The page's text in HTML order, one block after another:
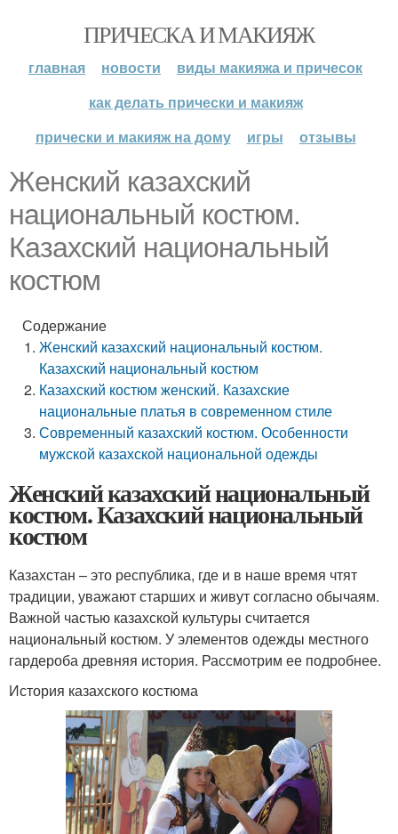
ПРИЧЕСКА И МАКИЯЖ
главная новости
виды макияжа и причесок
как делать прически и макияж
прически и макияж на дому
игры отзывы
Женский казахский
национальный костюм.
Казахский национальный
костюм
Содержание
Женский казахский национальный костюм.
Казахский национальный костюм
Казахский костюм женский. Казахские
национальные платья в современном стиле
Современный казахский костюм. Особенности
мужской казахской национальной одежды
Женский казахский национальный
костюм. Казахский национальный
костюм
Казахстан – это республика, где и в наше время чтят
традиции, уважают старших и живут согласно обычаям.
Важной частью казахской культуры считается
национальный костюм. У элементов одежды местного
гардероба древняя история. Рассмотрим ее подробнее.
История казахского костюма